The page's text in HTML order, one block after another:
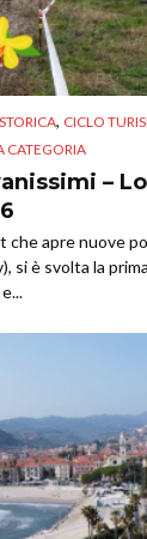
, CICLO
CATEGORIA
–
che apre nuove
si è svolta la